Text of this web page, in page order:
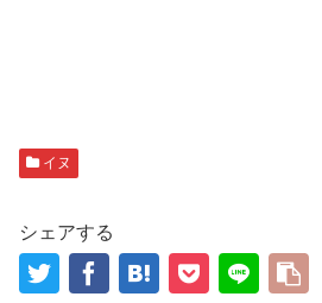
イヌ
シェアする